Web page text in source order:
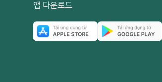
기가 달라질 수 있습니다. 반드시 소
바랍니다.
앱 다운로드